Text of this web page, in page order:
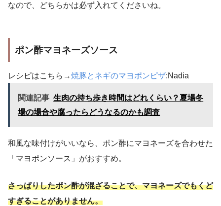
なので、どちらかは必ず入れてくださいね。
ポン酢マヨネーズソース
レシピはこちら→焼豚とネギのマヨポンピザ:Nadia
関連記事 生肉の持ち歩き時間はどれくらい？夏場冬
場の場合や腐ったらどうなるのかも調査
和風な味付けがいいなら、ポン酢にマヨネーズを合わせた
「マヨポンソース」がおすすめ。
さっぱりしたポン酢が混ざることで、マヨネーズでもくど
すぎることがありません。